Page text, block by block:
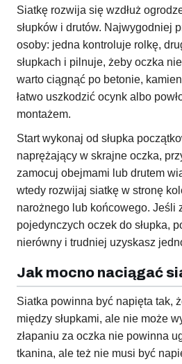
Siatkę rozwija się wzdłuż
słupków i drutów. Najwygodniej
osoby: jedna kontroluje rolkę,
słupkach i pilnuje, żeby oczka
warto ciągnąć po betonie,
łatwo uszkodzić ocynk albo
montażem.
Start wykonaj od słupka
naprężający w skrajne oczka,
zamocuj obejmami lub drutem
wtedy rozwijaj siatkę w stronę
narożnego lub końcowego. Jeśli
pojedynczych oczek do słupka,
nierówny i trudniej uzyskasz
Jak mocno naciągać
Siatka powinna być napięta tak,
między słupkami, ale nie może
złapaniu za oczka nie powinna
tkanina, ale też nie musi być